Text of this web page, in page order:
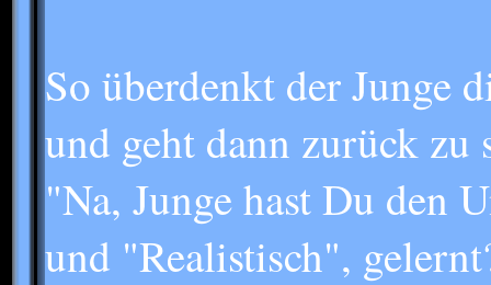
So überdenkt der Junge
und geht dann zurück zu
"Na, Junge hast Du den
und "Realistisch",